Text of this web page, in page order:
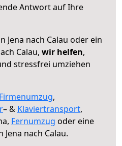
Antwort auf Ihre
Jena nach Calau oder ein
Calau, wir helfen,
stressfrei umziehen
Firmenumzug,
– & Klaviertransport,
Fernumzug oder eine
Jena nach Calau.